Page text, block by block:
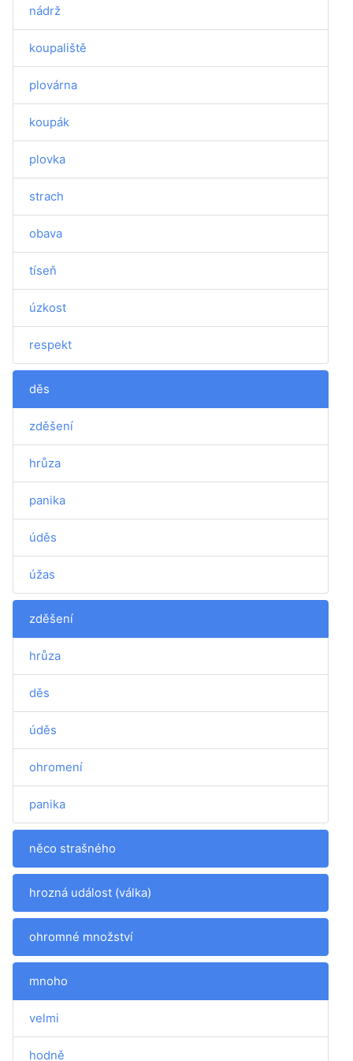
nádrž
koupaliště
plovárna
koupák
plovka
strach
obava
tíseň
úzkost
respekt
děs
zděšení
hrůza
panika
úděs
úžas
zděšení
hrůza
děs
úděs
ohromení
panika
něco strašného
hrozná událost (válka)
ohromné množství
mnoho
velmi
hodně